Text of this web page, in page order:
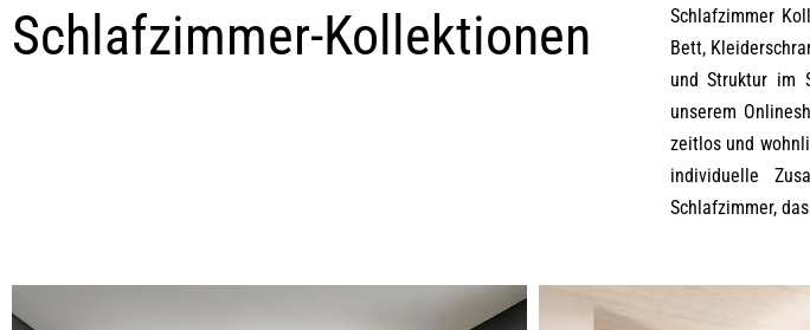
Schlafzimmer-Kollektionen
Schlafzimmer
Bett,
und Struktur im
unserem
zeitlos und
individuelle
Schlafzimmer,